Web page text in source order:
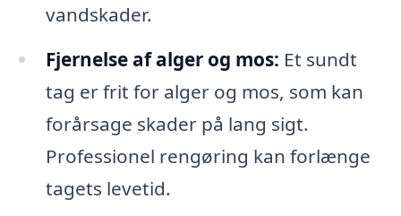
vandskader.
Fjernelse af alger og mos: Et sundt
tag er frit for alger og mos, som kan
forårsage skader på lang sigt.
Professionel rengøring kan forlænge
tagets levetid.